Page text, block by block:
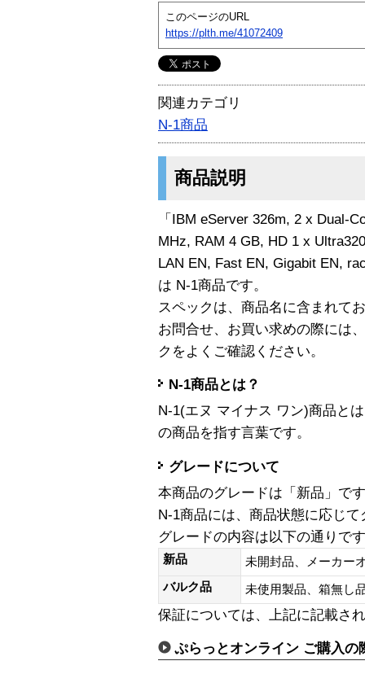
このページのURL
https://plth.me/41072409
関連カテゴリ
N-1商品
商品説明
「IBM eServer 326m, 2 x Dual-
MHz, RAM 4 GB, HD 1 x
LAN EN, Fast EN, Gigabit EN,
は N-1商品です。
スペックは、商品名に含まれて
お問合せ、お買い求めの際には
クをよくご確認ください。
N-1商品とは？
N-1(エヌ マイナス ワン)商品と
の商品を指す言葉です。
グレードについて
本商品のグレードは「新品」です
N-1商品には、商品状態に応じ
グレードの内容は以下の通りで
新品
未開封品、メーカー
バルク品
未使用製品、箱無
保証については、上記に記載さ
ぷらっとオンライン ご購入の